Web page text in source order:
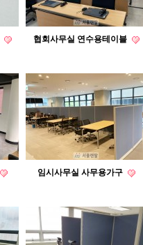
협회사무실 연수용테이블
임시사무실 사무용가구